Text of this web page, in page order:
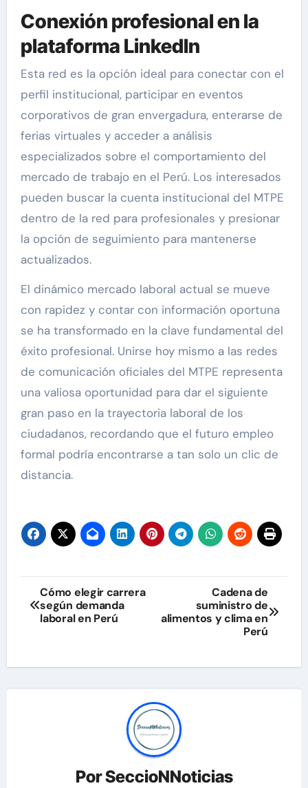
Conexión profesional en la
plataforma LinkedIn
Esta red es la opción ideal para conectar con el
perfil institucional, participar en eventos
corporativos de gran envergadura, enterarse de
ferias virtuales y acceder a análisis
especializados sobre el comportamiento del
mercado de trabajo en el Perú. Los interesados
pueden buscar la cuenta institucional del MTPE
dentro de la red para profesionales y presionar
la opción de seguimiento para mantenerse
actualizados.
El dinámico mercado laboral actual se mueve
con rapidez y contar con información oportuna
se ha transformado en la clave fundamental del
éxito profesional. Unirse hoy mismo a las redes
de comunicación oficiales del MTPE representa
una valiosa oportunidad para dar el siguiente
gran paso en la trayectoria laboral de los
ciudadanos, recordando que el futuro empleo
formal podría encontrarse a tan solo un clic de
distancia.
Navegación
de
Cómo elegir carrera
según demanda
laboral en Perú
Cadena de
suministro de
alimentos y clima en
Perú
PorSeccioNNoticias